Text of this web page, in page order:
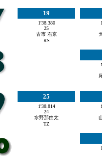
19
1'38.380
25
古市 右京
RS
25
1'38.814
24
水野那由太
TZ